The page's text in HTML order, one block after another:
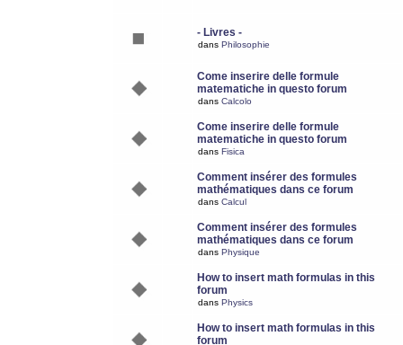
- Livres -
dans Philosophie
Come inserire delle formule
matematiche in questo forum
dans Calcolo
Come inserire delle formule
matematiche in questo forum
dans Fisica
Comment insérer des formules
mathématiques dans ce forum
dans Calcul
Comment insérer des formules
mathématiques dans ce forum
dans Physique
How to insert math formulas in this
forum
dans Physics
How to insert math formulas in this
forum